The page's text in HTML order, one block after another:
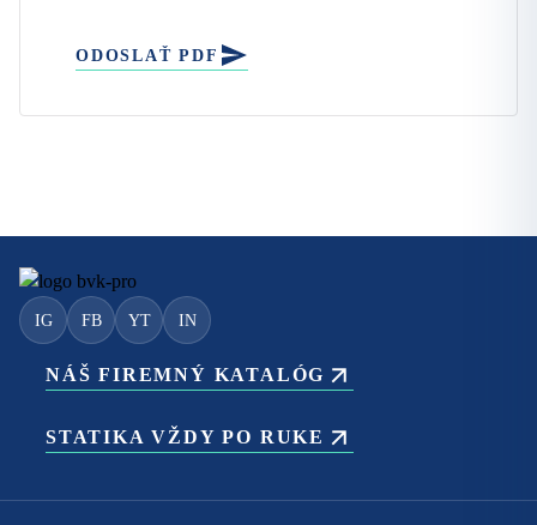
ODOSLAŤ PDF
IG FB YT IN
NÁŠ FIREMNÝ KATALÓG
STATIKA VŽDY PO RUKE